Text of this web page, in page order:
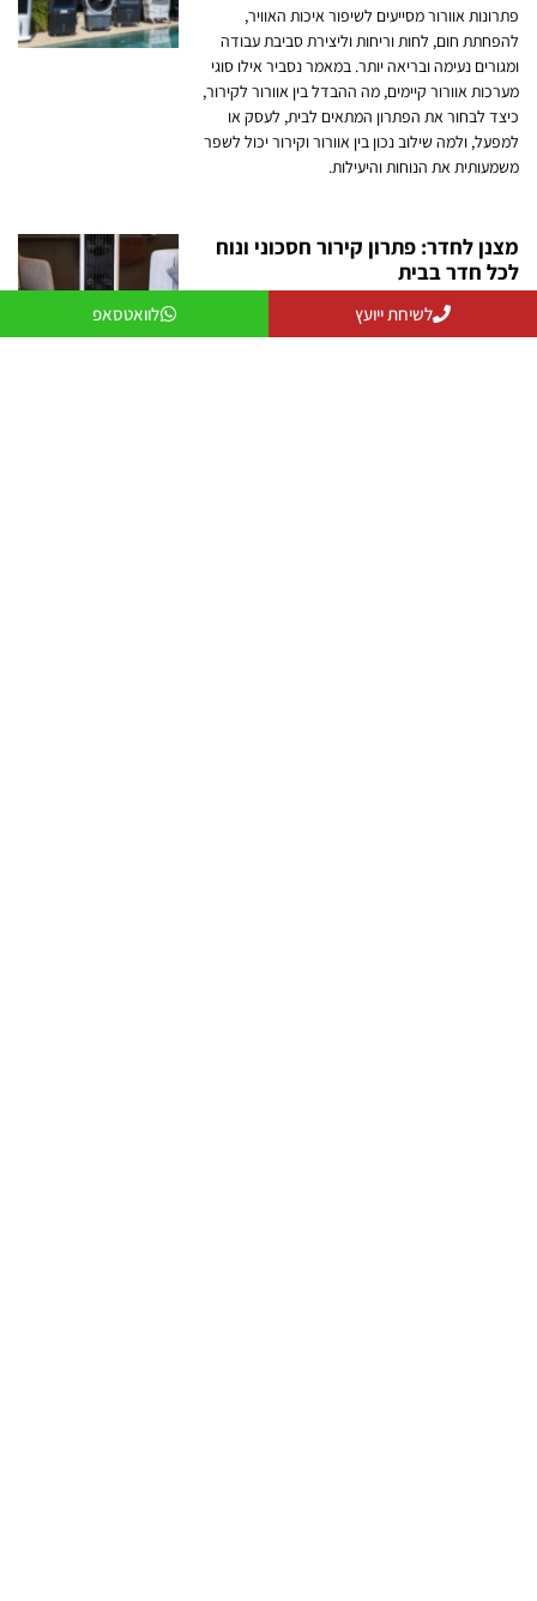
פתרונות אוורור מסייעים לשיפור איכות האוויר,
להפחתת חום, לחות וריחות וליצירת סביבת עבודה
ומגורים נעימה ובריאה יותר. במאמר נסביר אילו סוגי
מערכות אוורור קיימים, מה ההבדל בין אוורור לקירור,
כיצד לבחור את הפתרון המתאים לבית, לעסק או
למפעל, ולמה שילוב נכון בין אוורור וקירור יכול לשפר
משמעותית את הנוחות והיעילות.
מצנן לחדר: פתרון קירור חסכוני ונוח
לכל חדר בבית
מצנן לחדר הוא פתרון קירור יעיל, חסכוני ונייד
שמתאים לחדרי שינה, חדרי עבודה, חדרי ילדים
לשיחת ייועץ לוואטסאפ